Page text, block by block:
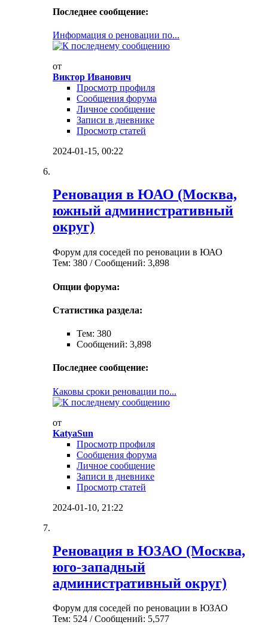
Последнее сообщение:
Информация о реновации по...
от
Виктор Иванович
Просмотр профиля
Сообщения форума
Личное сообщение
Записи в дневнике
Просмотр статей
2024-01-15, 00:22
Реновация в ЮАО (Москва,
южный административный
округ)
Форум для соседей по реновации в ЮАО
Тем: 380 / Сообщений: 3,898
Опции форума:
Статистика раздела:
Тем: 380
Сообщений: 3,898
Последнее сообщение:
Каковы сроки реновации по...
от
KatyaSun
Просмотр профиля
Сообщения форума
Личное сообщение
Записи в дневнике
Просмотр статей
2024-01-10, 21:22
Реновация в ЮЗАО (Москва,
юго-западный
административный округ)
Форум для соседей по реновации в ЮЗАО
Тем: 524 / Сообщений: 5,577